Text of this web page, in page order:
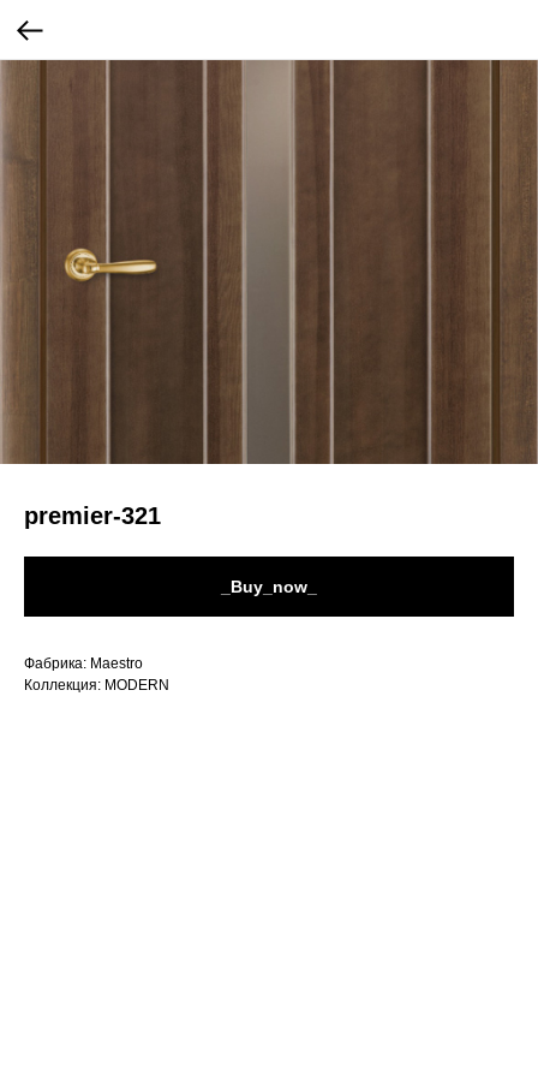
premier-321
_Buy_now_
Фабрика: Maestro
Коллекция: MODERN